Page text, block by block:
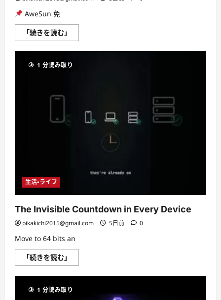
AweSun 免
「続きを読む」
CP
遠
桌
AI
遠
端
作
つ
い
ら
に
む
1 分読み取り
生活・ライフ
The Invisible Countdown in Every Device
pikakichi2015@gmail.com 5日前 0
Move to 64 bits an
「続きを読む」
Invisible
in
Device
1 分読み取り